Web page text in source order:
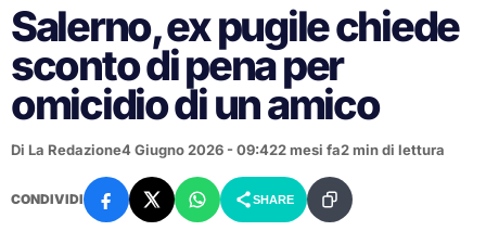
Salerno, ex pugile chiede
sconto di pena per
omicidio di un amico
Di La Redazione4 Giugno 2026 - 09:422 mesi fa2 min di lettura
CONDIVIDI SHARE